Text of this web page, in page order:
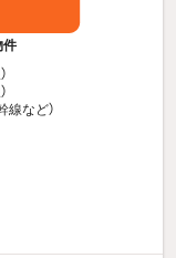
件
線など）